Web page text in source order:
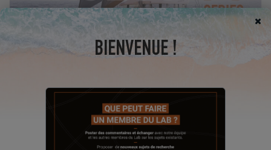
Excess 14 Series #4 Moulage bout-dehors
Découvrez pourquoi nous avons décidé d’équiper l’Excess 14
d’un bout-dehors fixe en composite.
BIENVENUE !